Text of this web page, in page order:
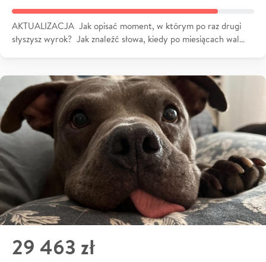
AKTUALIZACJA Jak opisać moment, w którym po raz drugi
słyszysz wyrok? Jak znaleźć słowa, kiedy po miesiącach wal…
29 463 zł